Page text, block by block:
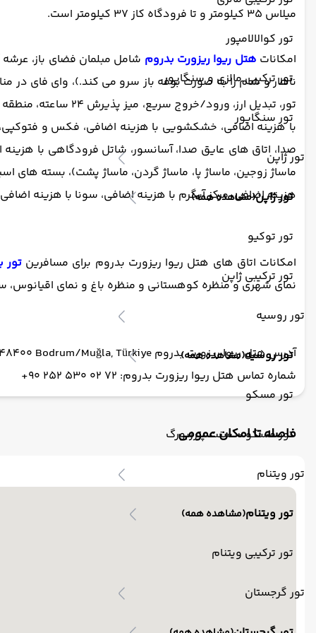
تور کوالالامپور
تور ترکیبی مالزی و سنگاپور
تور سنگاپور
تور ژاپن
تور ژاپن(مشاهده همه)
تور توکیو
تور ترکیبی ژاپن
تور روسیه
تور روسیه(مشاهده همه)
تور مسکو
تور مسکو + سنت پترزبورگ
تور ویتنام
تور ویتنام(مشاهده همه)
تور ترکیبی ویتنام
تور گرجستان
میلاس 35 کیلومتر و تا فرودگاه کاز 37 کیلومتر است.
امکانات هتل ریوا ریزورت بدروم شامل مبلمان فضای باز، عرشه
ناهار و شام را به صورت بوفه باز سرو می کند.)، وای فای در
تور، تبدیل ارز،
صدا، اتاق های عایق صدا، آسانسور، شاتل فرودگاهی با هزینه
ماساژ زوجین، ماساژ پا، ماساژ گردن، ماساژ پشت)، بسته های
هزینه اضافی، مرکز آبگرم با هزینه اضافی، سونا با هزینه
امکانات اتاق های هتل ریوا ریزورت بدروم برای مسافرین تور
نمای شهری و منظره کوهستانی و منظره باغ و نمای
آدرس هتل ریوا ریزورت بدروم Bitez, Adnan Menderes Cd. no:110, 48400 Bodrum/Muğla, Türkiye
شماره تماس هتل ریوا ریزورت بدروم: 72 02 530 252 90+
فاصله تا امکان عمومی